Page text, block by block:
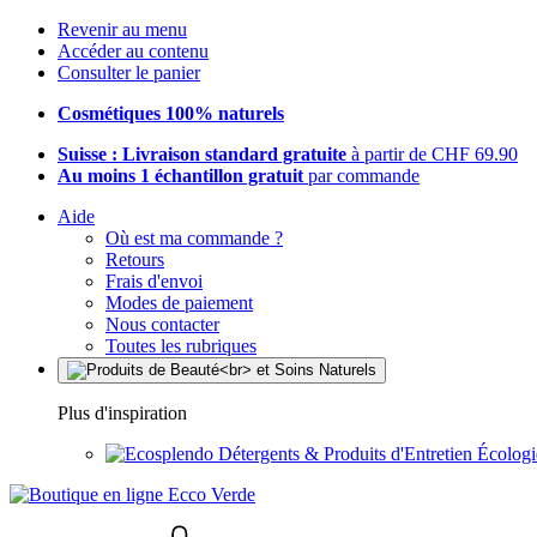
Revenir au menu
Accéder au contenu
Consulter le panier
Cosmétiques 100% naturels
Suisse : Livraison standard gratuite à partir de CHF 69.90
Au moins 1 échantillon gratuit par commande
Aide
Où est ma commande ?
Retours
Frais d'envoi
Modes de paiement
Nous contacter
Toutes les rubriques
Plus d'inspiration
Détergents & Produits d'Entretien